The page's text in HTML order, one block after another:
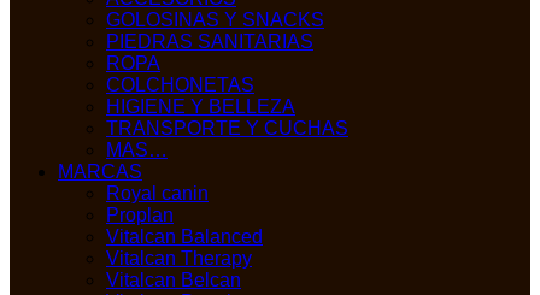
GOLOSINAS Y SNACKS
PIEDRAS SANITARIAS
ROPA
COLCHONETAS
HIGIENE Y BELLEZA
TRANSPORTE Y CUCHAS
MAS…
MARCAS
Royal canin
Proplan
Vitalcan Balanced
Vitalcan Therapy
Vitalcan Belcan